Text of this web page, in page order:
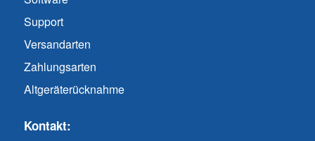
Support
Versandarten
Zahlungsarten
Altgeräterücknahme
Kontakt: